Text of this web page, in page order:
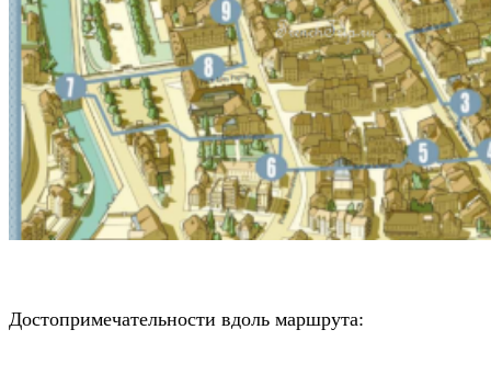
Достопримечательности вдоль маршрута: